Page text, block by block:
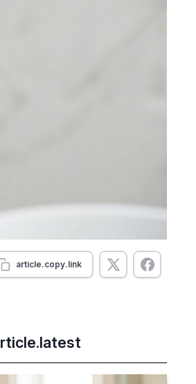
article.copy.link